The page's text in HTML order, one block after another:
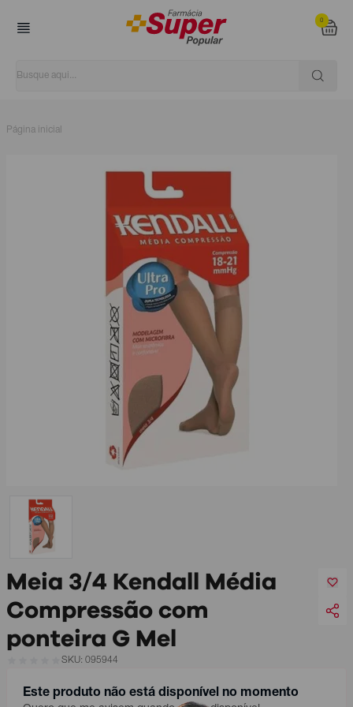
0
Página inicial
Meia 3/4 Kendall Média
Compressão com
ponteira G Mel
SKU: 095944
Este produto não está disponível no momento